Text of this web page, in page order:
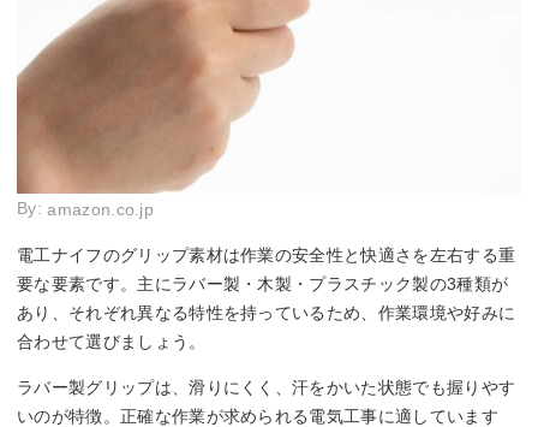
By:amazon.co.jp
電工ナイフのグリップ素材は作業の安全性と快適さを左右する重
要な要素です。主にラバー製・木製・プラスチック製の3種類が
あり、それぞれ異なる特性を持っているため、作業環境や好みに
合わせて選びましょう。
ラバー製グリップは、滑りにくく、汗をかいた状態でも握りやす
いのが特徴。正確な作業が求められる電気工事に適しています